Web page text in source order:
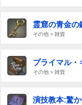
霊窟の青金の
その他 > 雑貨
プライマル・
その他 > 雑貨
演技教本:驚